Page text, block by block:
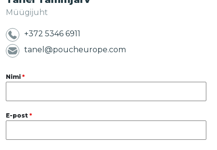
Müügijuht
+372 5346 6911
tanel@poucheurope.com
Nimi *
E-post *